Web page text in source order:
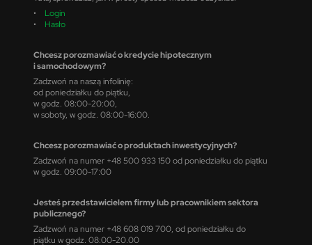
• Login
• Hasło
Chcesz porozmawiać o kredycie hipotecznym
i samochodowym?
Zadzwoń na naszą infolinię:
od poniedziałku do piątku,
w godz. 08:00-20:00,
w soboty, w godz. 08:00-16:00.
Chcesz porozmawiać o produktach inwestycyjnych?
Zadzwoń na numer +48 500 933 150 od poniedziałku do piątku
w godz. 09:00-17:00
Jesteś przedstawicielem firmy lub pracownikiem sektora
publicznego?
Zadzwoń na numer +48 608 019 700, od poniedziałku do
piątku w godz. 08:00-20.00